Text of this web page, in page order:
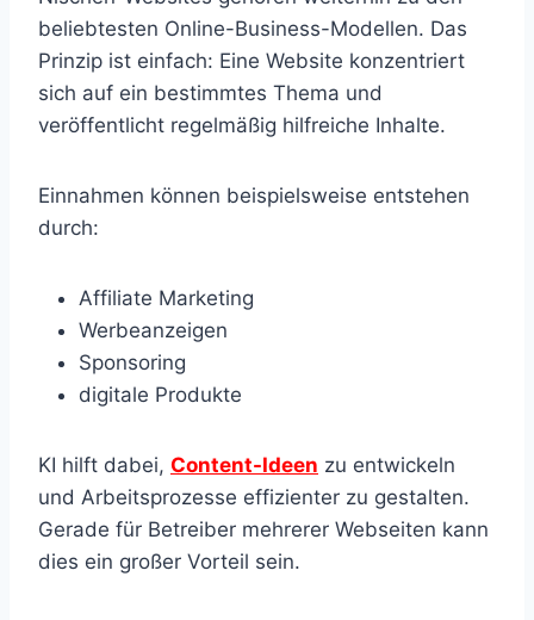
beliebtesten Online-Business-Modellen. Das
Prinzip ist einfach: Eine Website konzentriert
sich auf ein bestimmtes Thema und
veröffentlicht regelmäßig hilfreiche Inhalte.
Einnahmen können beispielsweise entstehen
durch:
Affiliate Marketing
Werbeanzeigen
Sponsoring
digitale Produkte
KI hilft dabei, Content-Ideen zu entwickeln
und Arbeitsprozesse effizienter zu gestalten.
Gerade für Betreiber mehrerer Webseiten kann
dies ein großer Vorteil sein.